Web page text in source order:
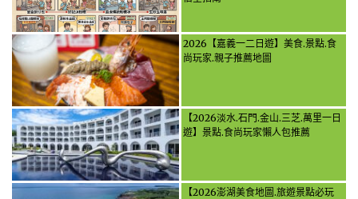
2026【嘉義一二日遊】美食.景點.食
尚玩家.親子推薦地圖
【2026淡水.石門.金山.三芝.萬里一日
遊】景點.食尚玩家懶人包推薦
【2026澎湖美食地圖.旅遊景點必玩